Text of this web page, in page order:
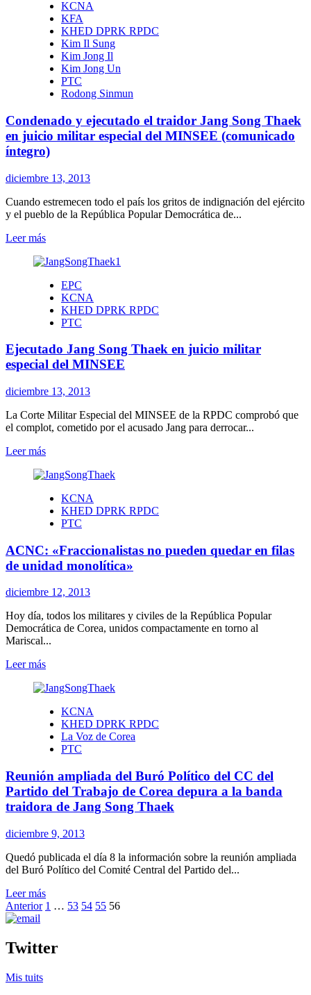
KCNA
KFA
KHED DPRK RPDC
Kim Il Sung
Kim Jong Il
Kim Jong Un
PTC
Rodong Sinmun
Condenado y ejecutado el traidor Jang Song Thaek
en juicio militar especial del MINSEE (comunicado
íntegro)
diciembre 13, 2013
Cuando estremecen todo el país los gritos de indignación del ejército
y el pueblo de la República Popular Democrática de...
Leer másLeer
sobre
y
ejecutado
el
traidor
Song
Thaek
juicio
militar
especial
del
(comunicado
EPC
KCNA
KHED DPRK RPDC
PTC
Ejecutado Jang Song Thaek en juicio militar
especial del MINSEE
diciembre 13, 2013
La Corte Militar Especial del MINSEE de la RPDC comprobó que
el complot, cometido por el acusado Jang para derrocar...
Leer másLeer
sobre
Jang
Song
Thaek
juicio
militar
especial
del
MINSEE
KCNA
KHED DPRK RPDC
PTC
ACNC: «Fraccionalistas no pueden quedar en filas
de unidad monolítica»
diciembre 12, 2013
Hoy día, todos los militares y civiles de la República Popular
Democrática de Corea, unidos compactamente en torno al
Mariscal...
Leer másLeer
sobre
«Fraccionalistas
no
pueden
quedar
filas
de
unidad
monolítica»
KCNA
KHED DPRK RPDC
La Voz de Corea
PTC
Reunión ampliada del Buró Político del CC del
Partido del Trabajo de Corea depura a la banda
traidora de Jang Song Thaek
diciembre 9, 2013
Quedó publicada el día 8 la información sobre la reunión ampliada
del Buró Político del Comité Central del Partido del...
Leer másLeer
más
del
Paginación
de
entradas
Anterior 1 … 53 54 55 56
Twitter
Mis tuits